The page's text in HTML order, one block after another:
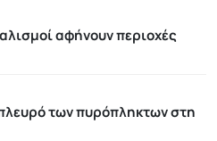
αφήνουν περιοχές
των πυρόπληκτων στη